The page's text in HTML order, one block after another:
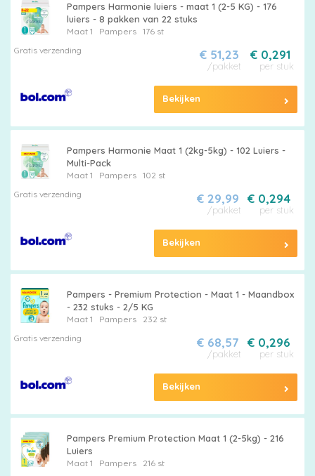
Pampers Harmonie luiers - maat 1 (2-5 KG) - 176
luiers - 8 pakken van 22 stuks
Maat 1 Pampers
176 st
Gratis verzending
€ 0,291
per stuk
€ 51,23
/pakket
Bekijken
Pampers Harmonie Maat 1 (2kg-5kg) - 102 Luiers -
Multi-Pack
Maat 1 Pampers
102 st
Gratis verzending
€ 0,294
per stuk
€ 29,99
/pakket
Bekijken
Pampers - Premium Protection - Maat 1 - Maandbox
- 232 stuks - 2/5 KG
Maat 1 Pampers
232 st
Gratis verzending
€ 0,296
per stuk
€ 68,57
/pakket
Bekijken
Pampers Premium Protection Maat 1 (2-5kg) - 216
Luiers
Maat 1 Pampers
216 st